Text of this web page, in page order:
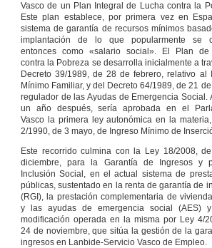
máxima
garantizada.
Artículo 57
Determinación de la
cuantía.
Artículo 58
Concesión.
Artículo 59
Revisiones
periódicas.
RÉGIMEN
ECONÓMICO DE LAS
PRESTACIONES
ECONÓMICAS Y
AYUDAS DEL SISTEMA
VASCO DE GARANTÍA
DE INGRESOS Y PARA
LA INCLUSIÓN
Vasco de un Plan Integral de Lucha contra la
Este plan establece, por primera vez en
sistema de garantía de recursos mínimos
implantación de lo que popularmente se
entonces como «salario social». El Plan de
contra la Pobreza se desarrolla inicialmente a
Decreto 39/1989, de 28 de febrero, relativo al
Mínimo Familiar, y del Decreto 64/1989, de 21 de
regulador de las Ayudas de Emergencia Social.
un año después, sería aprobada en el
Vasco la primera ley autonómica en la
2/1990, de 3 mayo, de Ingreso Mínimo de
Este recorrido culmina con la Ley 18/2008,
diciembre, para la Garantía de Ingresos y
Inclusión Social, en el actual sistema de
públicas, sustentado en la renta de garantía de
(RGI), la prestación complementaria de
y las ayudas de emergencia social (AES)
modificación operada en la misma por Ley 4/
24 de noviembre, que sitúa la gestión de la
ingresos en Lanbide-Servicio Vasco de Empleo.